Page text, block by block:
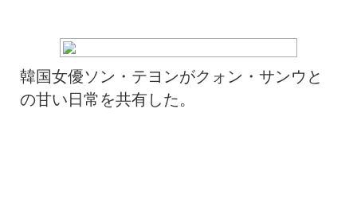
韓国女優ソン・テヨンがクォン・サンウと
の甘い日常を共有した。